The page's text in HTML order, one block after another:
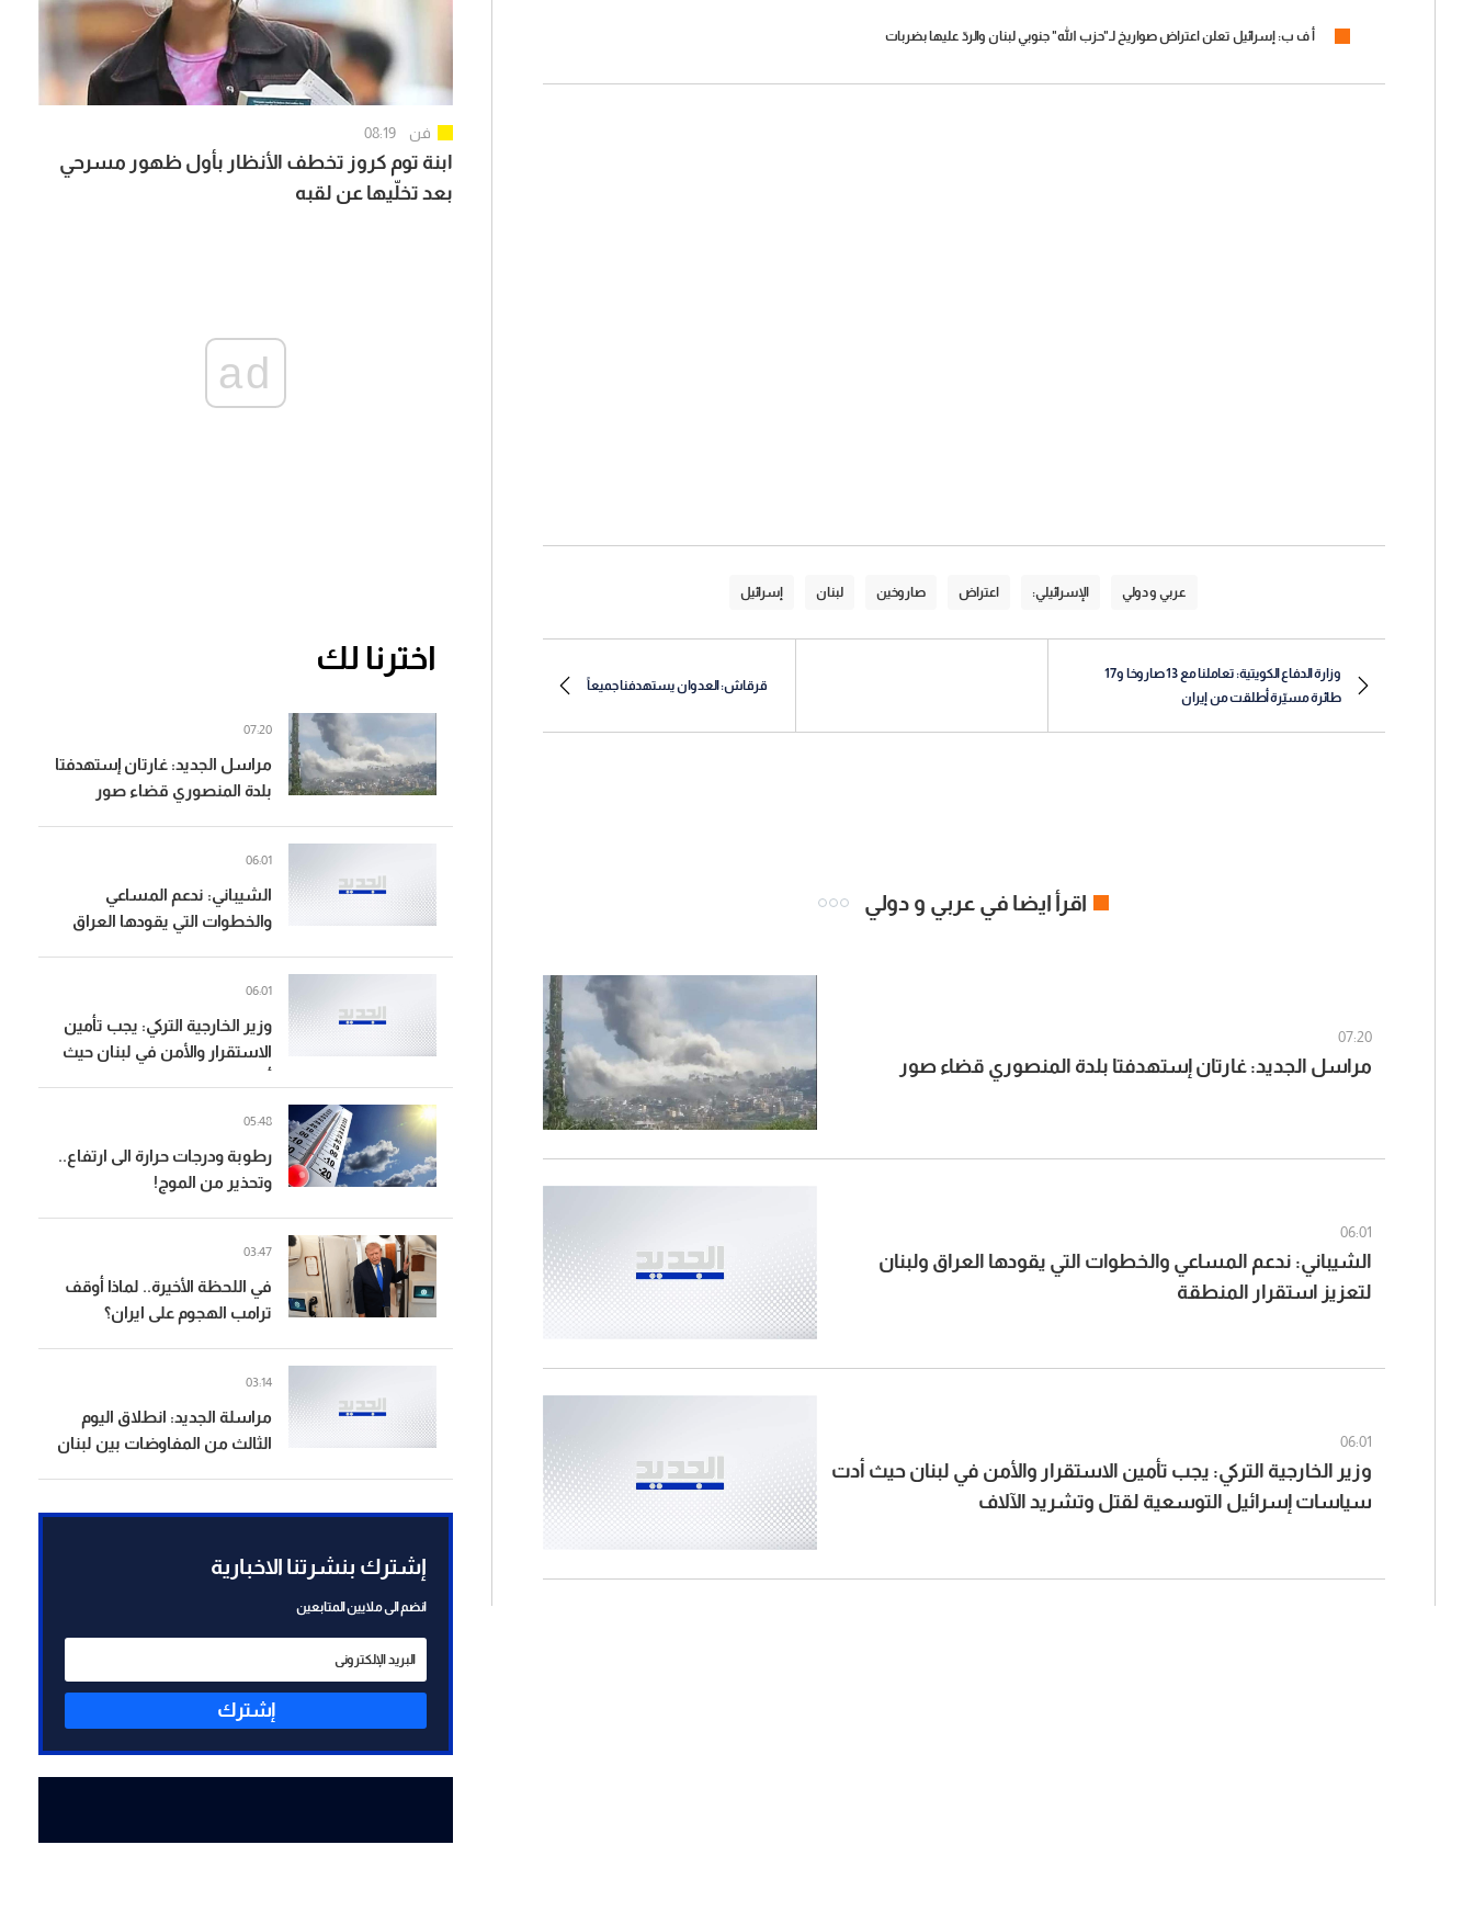
أ ف ب: إسرائيل تعلن اعتراض صواريخ لـ"حزب الله" جنوبي لبنان والردّ عليها بضربات
عربي و دولي الإسرائيلي: اعتراض صاروخين لبنان إسرائيل
وزارة الدفاع الكويتية: تعاملنا مع 13 صاروخا و17
طائرة مسيّرة أطلقت من إيران
قرقاش: العدوان يستهدفنا جميعاً
اقرأ ايضا في عربي و دولي
07:20
مراسل الجديد: غارتان إستهدفتا بلدة المنصوري قضاء صور
06:01
الشيباني: ندعم المساعي والخطوات التي يقودها العراق ولبنان
لتعزيز استقرار المنطقة
06:01
وزير الخارجية التركي: يجب تأمين الاستقرار والأمن في لبنان حيث أدت
سياسات إسرائيل التوسعية لقتل وتشريد الآلاف
فن 08:19
ابنة توم كروز تخطف الأنظار بأول ظهور مسرحي
بعد تخلّيها عن لقبه
ad
اخترنا لك
مراسل الجديد: غارتان إستهدفتا
بلدة المنصوري قضاء صور
07:20
الشيباني: ندعم المساعي
والخطوات التي يقودها العراق
06:01
وزير الخارجية التركي: يجب تأمين
الاستقرار والأمن في لبنان حيث
06:01
رطوبة ودرجات حرارة الى ارتفاع..
وتحذير من الموج!
05:48
في اللحظة الأخيرة.. لماذا أوقف
ترامب الهجوم على ايران؟
03:47
مراسلة الجديد: انطلاق اليوم
الثالث من المفاوضات بين لبنان
03:14
إشترك بنشرتنا الاخبارية
انضم الى ملايين المتابعين
إشترك